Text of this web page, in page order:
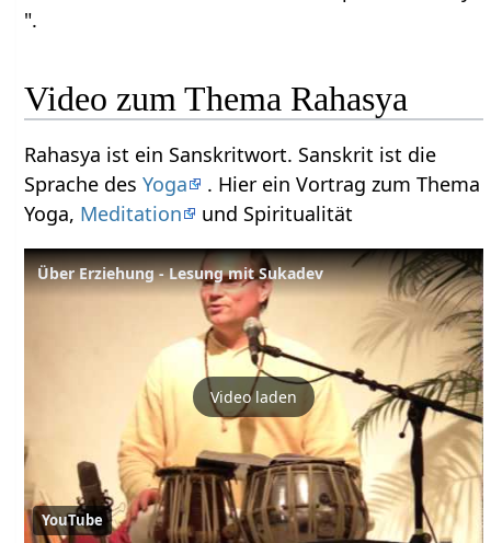
".
Video zum Thema Rahasya
Rahasya ist ein Sanskritwort. Sanskrit ist die
Sprache desYoga
. Hier ein Vortrag zum Thema
Yoga, Meditation und Spiritualität
Über Erziehung - Lesung mit Sukadev
Video laden
YouTube